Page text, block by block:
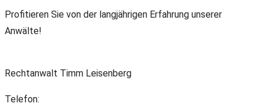
Profitieren Sie von der langjährigen Erfahrung unserer
Anwälte!
Rechtanwalt Timm Leisenberg
Telefon: